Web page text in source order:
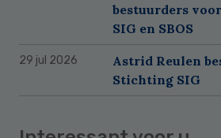
bestuurders
SIG en SBOS
29 jul 2026
Astrid Reulen
Stichting SIG